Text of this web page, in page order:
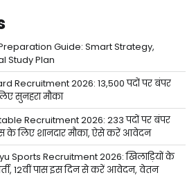
Preparation Guide: Smart Strategy,
Study Plan
Recruitment 2026: 13,500 पदों पर बंपर
सुनहरा मौका
Recruitment 2026: 233 पदों पर बंपर
के लिए शानदार मौका, ऐसे करें आवेदन
Sports Recruitment 2026: खिलाड़ियों के
12वीं पास इस दिन से करें आवेदन, वेतन